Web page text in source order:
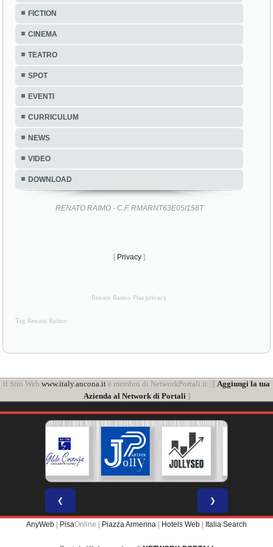
FICTION
CINEMA
TEATRO
SPOT
EVENTI
CURRICULUM
NEWS
VIDEO
DOWNLOAD
RENATO RAIMO - C.F. RMARNT63E05I158T
[ Privacy ]
Renato Raimo Pisa privacy
Tag Renato Raimo
il Sito Web www.italy.ancona.it è membro di NetworkPortali.it | [ Aggiungi la tua
Azienda al Network di Portali]
❮ ❯
AnyWeb PisaOnline | Piazza Armerina Hotels Web Italia Search